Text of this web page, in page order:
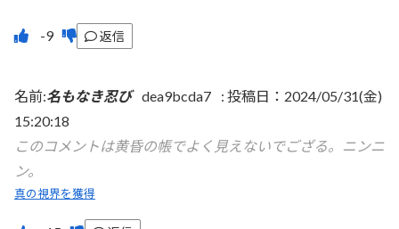
返信
名前:名もなき忍び dea9bcda7 : 投稿日：2024/05/31(金)
15:20:18
このコメントは黄昏の帳でよく見えないでござる。ニンニ
ン。
真の視界を獲得